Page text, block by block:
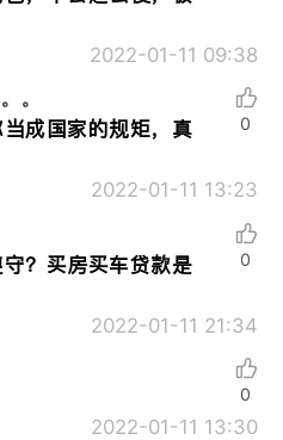
2022-01-11 09:38
。
成国家的规矩，真
2022-01-11 13:23
0
？买房买车贷款是
2022-01-11 21:34
0
2022-01-11 13:30
0